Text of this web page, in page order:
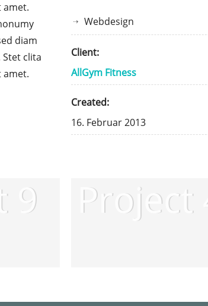
amet.
diam
clita
amet.
Webdesign
Client:
AllGym Fitness
Created:
16. Februar 2013